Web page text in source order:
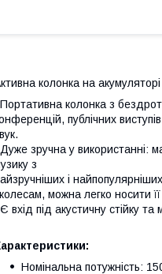
колонка на
колонка з
публічних
зручна у використанні:
з
і
колесам, можна легко носити
вхід під акустичну стійку
Номінальна потужність: